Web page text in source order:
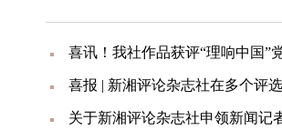
喜讯！我社作品获评“理响中国”
喜报 | 新湘评论杂志社在多个评
关于新湘评论杂志社申领新闻记